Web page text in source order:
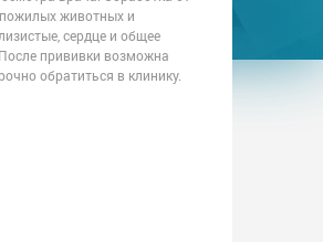
пожилых животных и
сердце и общее
прививки возможна
обратиться в клинику.